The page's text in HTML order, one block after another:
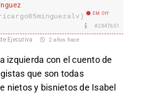
EM Off
#2847651
Ejecutiva 2 años hace
izquierda con el cuento de
que son todas
nietos y bisnietos de Isabel